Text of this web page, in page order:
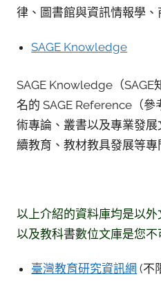
律、圖書館與資訊情報學
SAGE Knowledge
SAGE Knowledge（SAGE
名的 SAGE Reference（
術專論、叢書以及專業發
續教育、教材教具發展等專
以上介紹的資料庫均是以
以及教科書數位文庫是您不
臺灣教育研究資訊網 (不